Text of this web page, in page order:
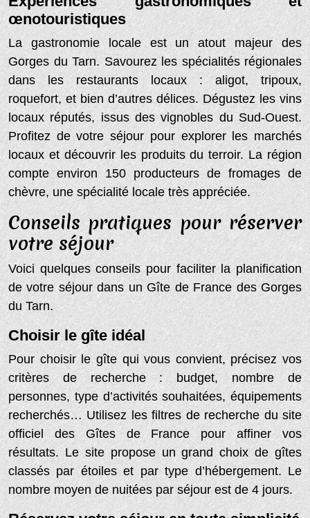
œnotouristiques
La gastronomie locale est un atout majeur des
Gorges du Tarn. Savourez les spécialités régionales
dans les restaurants locaux : aligot, tripoux,
roquefort, et bien d’autres délices. Dégustez les vins
locaux réputés, issus des vignobles du Sud-Ouest.
Profitez de votre séjour pour explorer les marchés
locaux et découvrir les produits du terroir. La région
compte environ 150 producteurs de fromages de
chèvre, une spécialité locale très appréciée.
Conseils pratiques pour réserver
votre séjour
Voici quelques conseils pour faciliter la planification
de votre séjour dans un Gîte de France des Gorges
du Tarn.
Choisir le gîte idéal
Pour choisir le gîte qui vous convient, précisez vos
critères de recherche : budget, nombre de
personnes, type d’activités souhaitées, équipements
recherchés… Utilisez les filtres de recherche du site
officiel des Gîtes de France pour affiner vos
résultats. Le site propose un grand choix de gîtes
classés par étoiles et par type d’hébergement. Le
nombre moyen de nuitées par séjour est de 4 jours.